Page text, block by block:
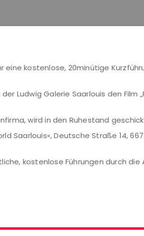
eine kostenlose, 20minütige
Ludwig Galerie Saarlouis den Film
wird in den Ruhestand
Saarlouis«, Deutsche Straße 14,
kostenlose Führungen durch die